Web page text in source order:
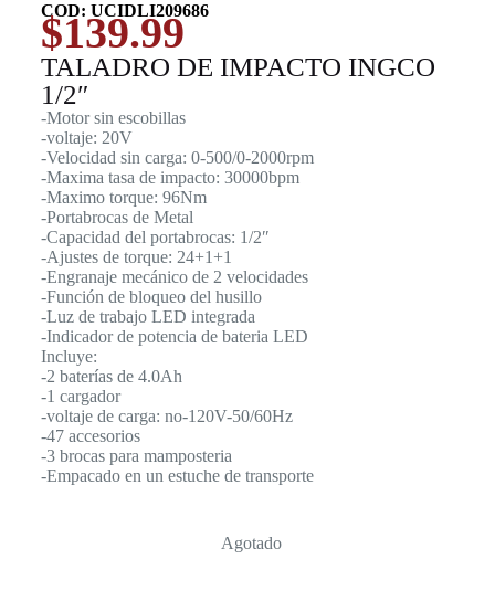
COD: UCIDLI209686
$139.99
TALADRO DE IMPACTO INGCO
1/2″
-Motor sin escobillas
-voltaje: 20V
-Velocidad sin carga: 0-500/0-2000rpm
-Maxima tasa de impacto: 30000bpm
-Maximo torque: 96Nm
-Portabrocas de Metal
-Capacidad del portabrocas: 1/2″
-Ajustes de torque: 24+1+1
-Engranaje mecánico de 2 velocidades
-Función de bloqueo del husillo
-Luz de trabajo LED integrada
-Indicador de potencia de bateria LED
Incluye:
-2 baterías de 4.0Ah
-1 cargador
-voltaje de carga: no-120V-50/60Hz
-47 accesorios
-3 brocas para mamposteria
-Empacado en un estuche de transporte
Agotado